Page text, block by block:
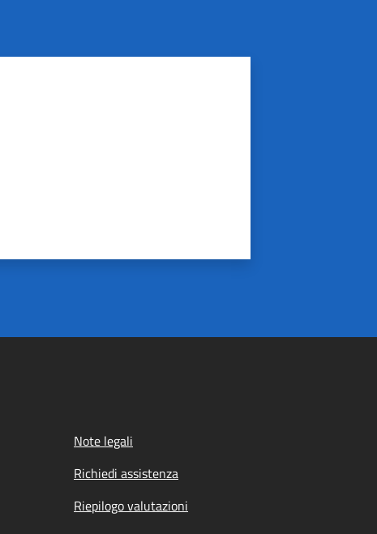
Note legali
Richiedi assistenza
Riepilogo valutazioni